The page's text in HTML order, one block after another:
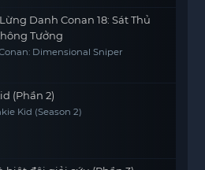
Danh Conan 18: Sát Thủ
Tưởng
Dimensional Sniper
(Phần 2)
Kid (Season 2)